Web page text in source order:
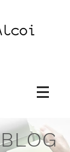
BLOG